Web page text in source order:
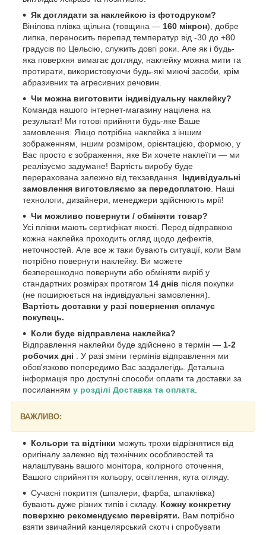
Як доглядати за наклейкою із фотодруком?
Вінілова плівка щільна (товщина — 160 мікрон), добре
липка, переносить перепад температур від -30 до +80
градусів по Цельсію, служить довгі роки. Але як і будь-
яка поверхня вимагає догляду, наклейку можна мити та
протирати, використовуючи будь-які миючі засоби, крім
абразивних та агресивних речовин.
Чи можна виготовити індивідуальну наклейку?
Команда нашого інтернет-магазину націлена на
результат! Ми готові прийняти будь-яке Ваше
замовлення. Якщо потрібна наклейка з іншим
зображенням, іншим розміром, орієнтацією, формою, у
Вас просто є зображення, яке Ви хочете наклеїти — ми
реалізуємо задумане! Вартість виробу буде
перерахована залежно від техзавдання. Індивідуальні
замовлення виготовляємо за передоплатою . Наші
технологи, дизайнери, менеджери здійснюють мрії!
Чи можливо повернути / обміняти товар?
Усі плівки мають сертифікат якості. Перед відправкою
кожна наклейка проходить огляд щодо дефектів,
неточностей. Але все ж таки бувають ситуації, коли Вам
потрібно повернути наклейку. Ви можете
безперешкодно повернути або обміняти виріб у
стандартних розмірах протягом 14 днів після покупки
(не поширюється на індивідуальні замовлення).
Вартість доставки у разі повернення сплачує
покупець.
Коли буде відправлена наклейка?
Відправлення наклейки буде здійснено в термін — 1-2
робочих дні . У разі зміни термінів відправлення ми
обов'язково попередимо Вас заздалегідь. Детальна
інформація про доступні способи оплати та доставки за
посиланням у розділі Доставка та оплата
ВАЖЛИВО:
Кольори та відтінки можуть трохи відрізнятися від
оригіналу залежно від технічних особливостей та
налаштувань вашого монітора, колірного оточення,
Вашого сприйняття кольору, освітлення, кута огляду.
Сучасні покриття (шпалери, фарба, шпаклівка)
бувають дуже різних типів і складу. Кожну конкретну
поверхню рекомендуємо перевіряти. Вам потрібно
взяти звичайний канцелярський скотч і спробувати